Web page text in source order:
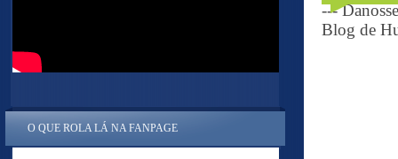
---
Blog de
O QUE ROLA LÁ NA FANPAGE